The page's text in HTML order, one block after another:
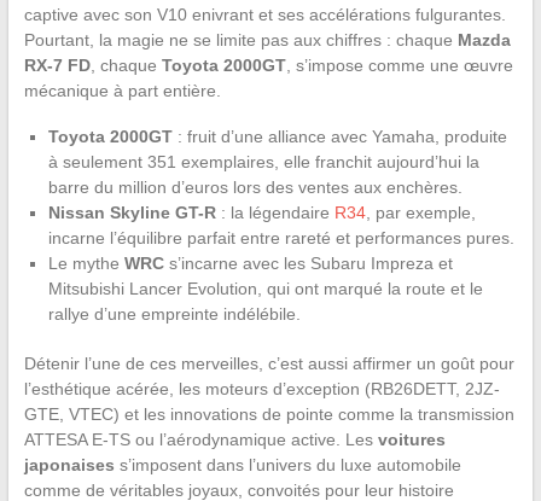
captive avec son V10 enivrant et ses accélérations fulgurantes.
Pourtant, la magie ne se limite pas aux chiffres : chaque Mazda
RX-7 FD, chaque Toyota 2000GT, s’impose comme une œuvre
mécanique à part entière.
Toyota 2000GT: fruit d’une alliance avec Yamaha, produite
à seulement 351 exemplaires, elle franchit aujourd’hui la
barre du million d’euros lors des ventes aux enchères.
Nissan Skyline GT-R: la légendaire R34, par exemple,
incarne l’équilibre parfait entre rareté et performances pures.
Le mythe WRCs’incarne avec les Subaru Impreza et
Mitsubishi Lancer Evolution, qui ont marqué la route et le
rallye d’une empreinte indélébile.
Détenir l’une de ces merveilles, c’est aussi affirmer un goût pour
l’esthétique acérée, les moteurs d’exception (RB26DETT, 2JZ-
GTE, VTEC) et les innovations de pointe comme la transmission
ATTESA E-TS ou l’aérodynamique active. Les voitures
japonaises s’imposent dans l’univers du luxe automobile
comme de véritables joyaux, convoités pour leur histoire